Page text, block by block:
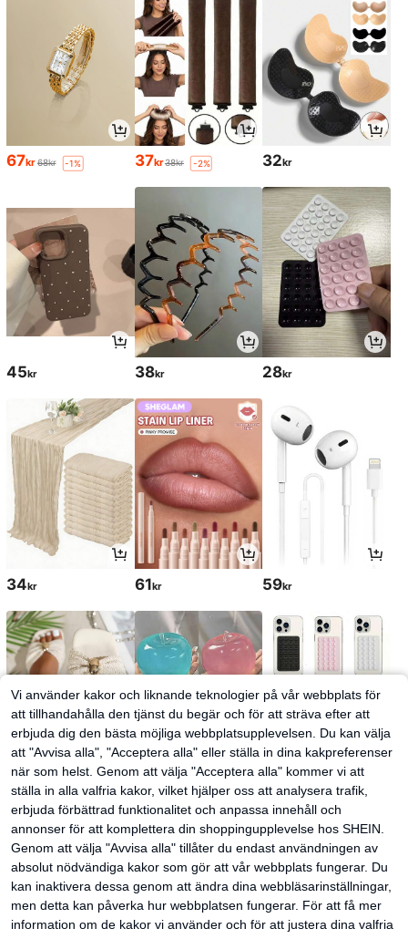
67kr 68kr -1% 37kr38kr -2% 32kr
45kr 38kr 28kr
34kr 61kr 59kr
124kr 63 kr 32kr
Vi använder kakor och liknande teknologier på vår webbplats för
att tillhandahålla den tjänst du begär och för att sträva efter att
erbjuda dig den bästa möjliga webbplatsupplevelsen. Du kan välja
att "Avvisa alla", "Acceptera alla" eller ställa in dina kakpreferenser
när som helst. Genom att välja "Acceptera alla" kommer vi att
ställa in alla valfria kakor, vilket hjälper oss att analysera trafik,
erbjuda förbättrad funktionalitet och anpassa innehåll och
annonser för att komplettera din shoppingupplevelse hos SHEIN.
Genom att välja "Avvisa alla" tillåter du endast användningen av
absolut nödvändiga kakor som gör att vår webbplats fungerar. Du
kan inaktivera dessa genom att ändra dina webbläsarinställningar,
men detta kan påverka hur webbplatsen fungerar. För att få mer
information om de kakor vi använder och för att justera dina valfria